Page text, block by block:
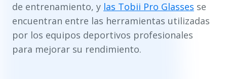
de entrenamiento, y las Tobii Pro Glasses se
encuentran entre las herramientas utilizadas
por los equipos deportivos profesionales
para mejorar su rendimiento.